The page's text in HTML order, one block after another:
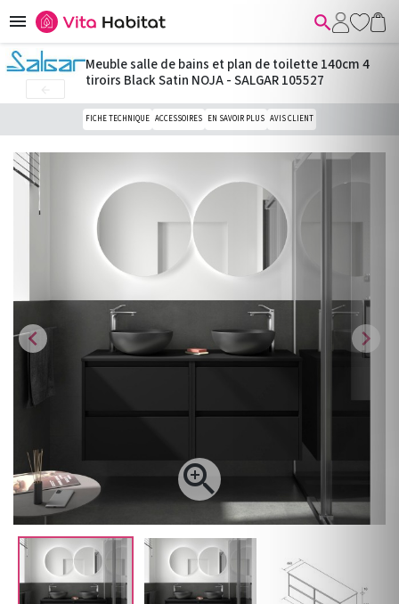
 
chevron_left

chevron_right
Meuble salle de bains et plan de toilette 140cm 4
tiroirs Black Satin NOJA - SALGAR 105527
FICHE TECHNIQUE ACCESSOIRES EN SAVOIR PLUS AVIS CLIENT